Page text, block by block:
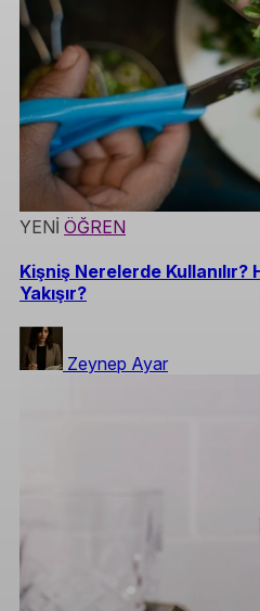
YENİ ÖĞREN
Kişniş Nerelerde Kullanılır?
Yakışır?
Zeynep Ayar